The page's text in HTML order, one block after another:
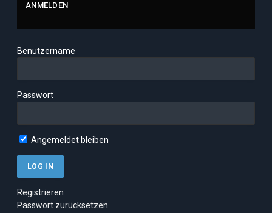
ANMELDEN
Benutzername
Passwort
Angemeldet bleiben
Registrieren
Passwort zurücksetzen